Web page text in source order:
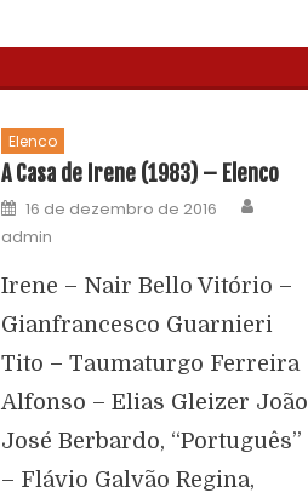
Elenco
A Casa de Irene (1983) – Elenco
16 de dezembro de 2016
admin
Irene – Nair Bello Vitório –
Gianfrancesco Guarnieri
Tito – Taumaturgo Ferreira
Alfonso – Elias Gleizer João
José Berbardo, “Português”
– Flávio Galvão Regina,